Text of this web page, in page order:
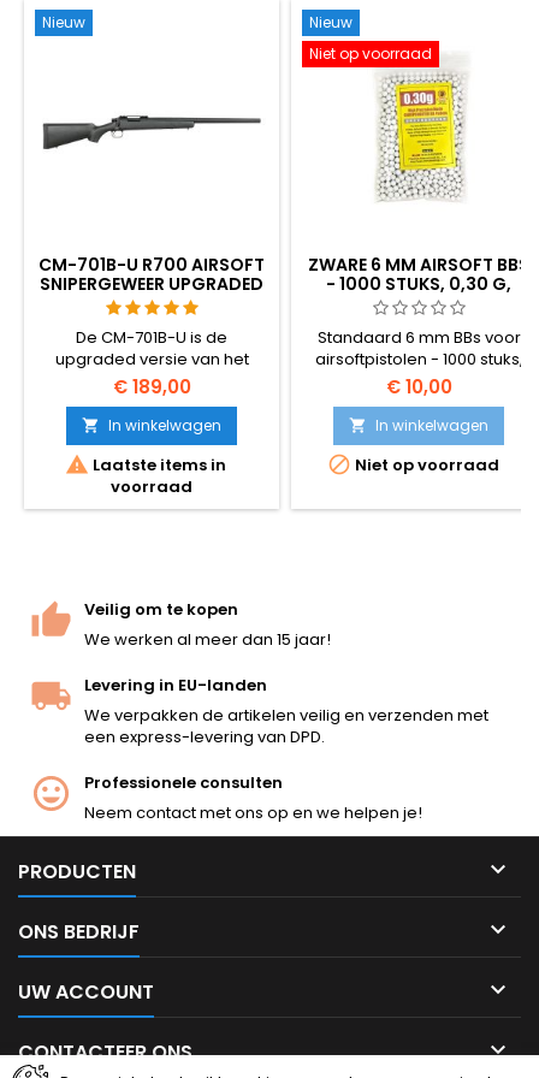
Nieuw
CM-701B-U R700 AIRSOFT
SNIPERGEWEER UPGRADED
- 520 FPS
De CM-701B-U is de
upgraded versie van het
legendarische R700 airsoft
snipergeweer – het
krachtigste en meest
upgrade-vriendelijke bolt-
action in zijn klasse. 520 FPS /
158 m/s, 2,49 joule, 3,3 kg
aluminium, polymeer en
versterkte stalen cilinder,
22 mm Picatinny rail,...
€ 189,00
 In winkelwagen
 Laatste items in
voorraad
Nieuw
Niet op voorraad
ZWARE 6 MM AIRSOFT BBS
- 1000 STUKS, 0,30 G,
VOOR SCHERP SCHIETEN
Standaard 6 mm BBs voor
airsoftpistolen - 1000 stuks,
0,30 g, de beste kwaliteit voor
scherp schieten. Betere
kwaliteit dan standaard BB's,
betere nauwkeurigheid en
betrouwbaarheid, loopt niet
Verpakt in een plastic zak.
€ 10,00
 In winkelwagen
 Niet op voorraad
Veilig om te kopen
We werken al meer dan 15 jaar!
Levering in EU-landen
We verpakken de artikelen veilig en verzenden met
een express-levering van DPD.
Professionele consulten
Neem contact met ons op en we helpen je!
PRODUCTEN 
ONS BEDRIJF 
UW ACCOUNT 
CONTACTEER ONS 